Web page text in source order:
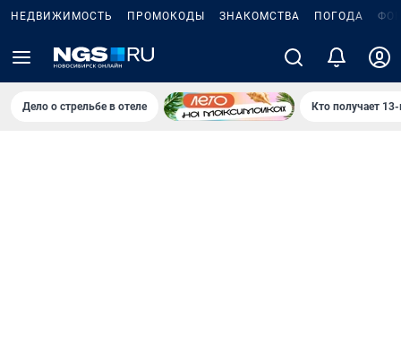
НЕДВИЖИМОСТЬ ПРОМОКОДЫ ЗНАКОМСТВА ПОГОДА
Дело о стрельбе в отеле Кто получает